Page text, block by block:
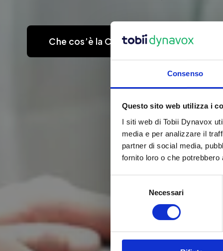
Consenso
Questo sito web utilizza i
I siti web di Tobii Dynavox
media e per analizzare il
partner di social media,
fornito loro o che
i
Necessari
Che cos’è la CAA?